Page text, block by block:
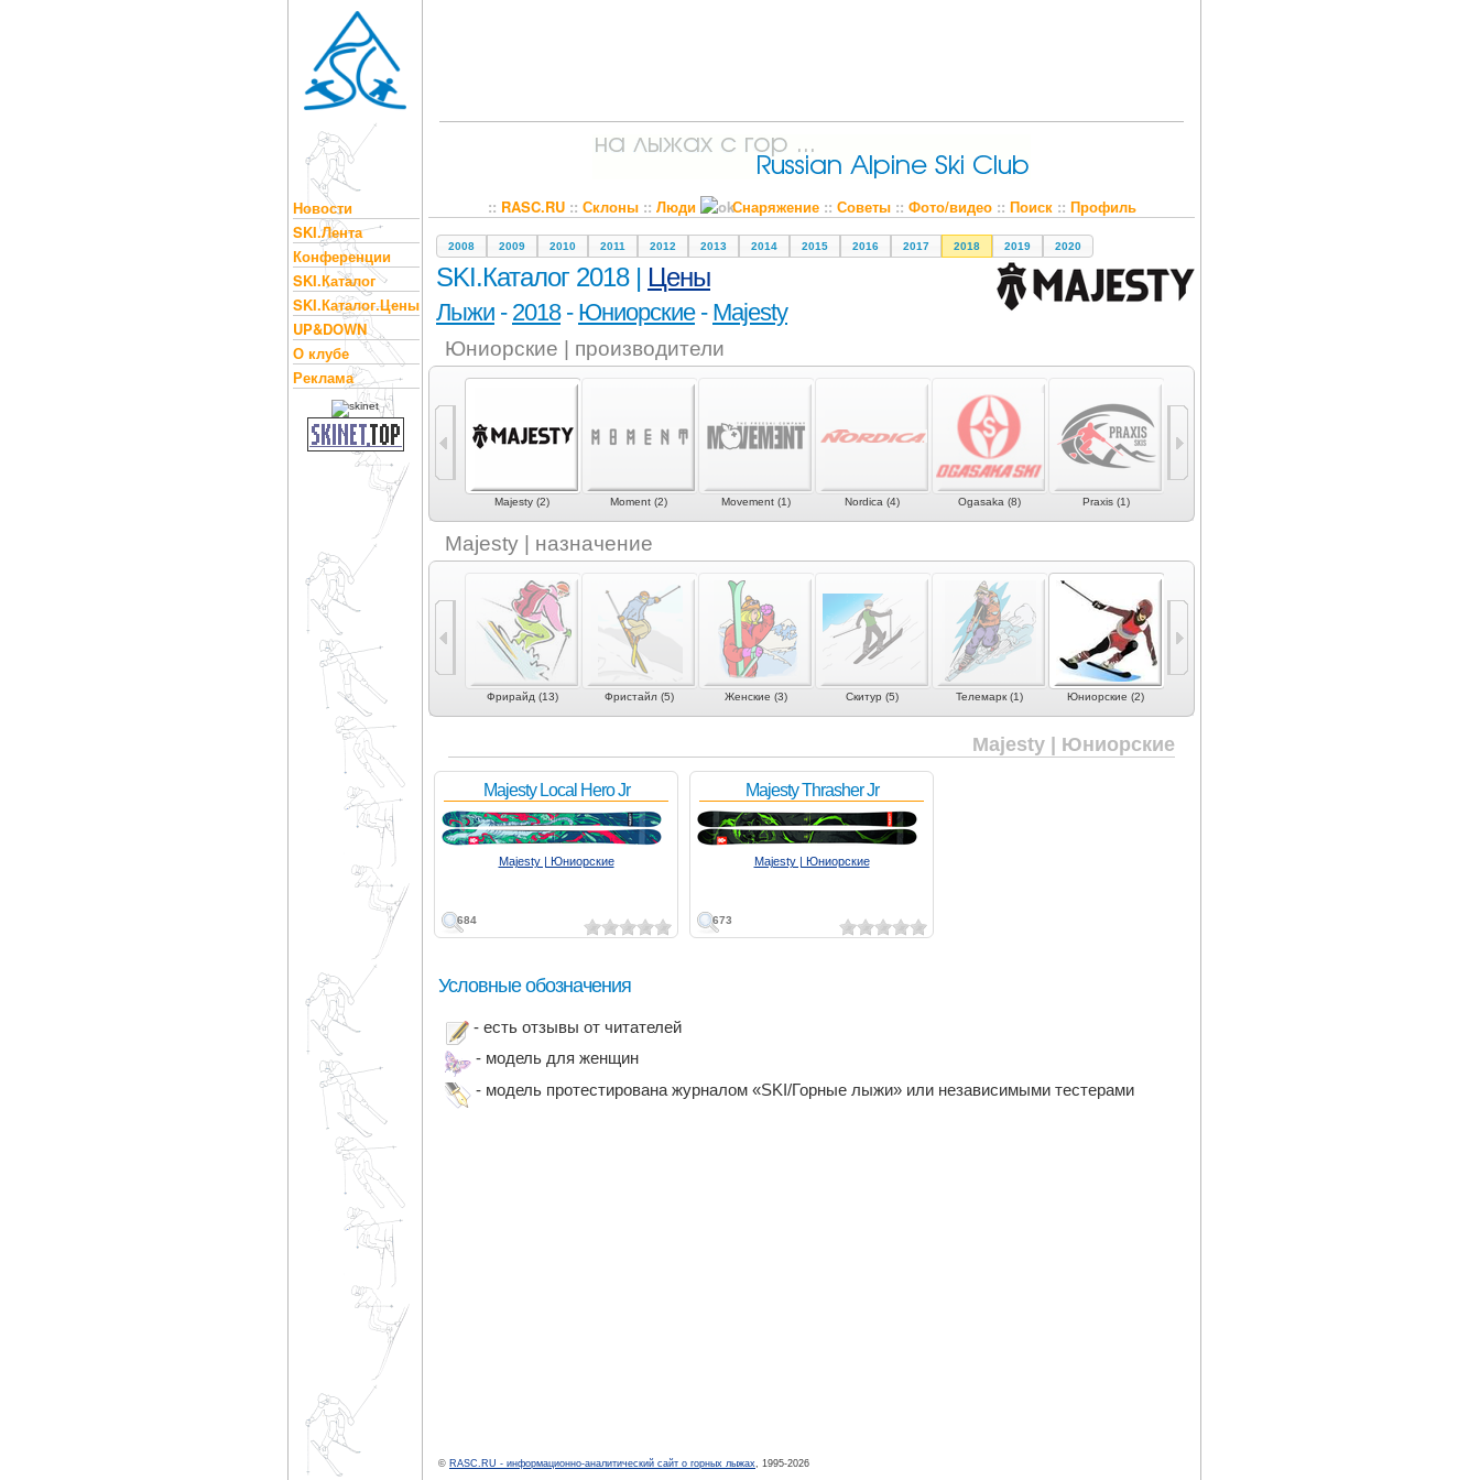
Новости
SKI.Лента
Конференции
SKI.Каталог
SKI.Каталог.Цены
UP&DOWN
О клубе
Реклама
:: RASC.RU:: Склоны:: Люди Снаряжение:: Советы:: Фото/видео:: Поиск:: Профиль
2008 2009 2010 2011 2012 2013 2014 2015 2016 2017 2018 2019 2020
SKI.Каталог 2018 | Цены
Лыжи - 2018- Юниорские- Majesty
Юниорские | производители
Lusti (6) Majesty (2) Moment (2) Movement (1) Nordica (4) Ogasaka (8) Praxis (1)
Majesty | назначение
Универсальные (2) Фрирайд (13) Фристайл (5) Женские (3) Скитур (5) Телемарк (1) Юниорские (2)
Majesty | Юниорские
684
Majesty Local Hero Jr
Majesty | Юниорские
673
Majesty Thrasher Jr
Majesty | Юниорские
Условные обозначения
- есть отзывы от читателей
- модель для женщин
- модель протестирована журналом «SKI/Горные лыжи» или независимыми тестерами
© RASC.RU - информационно-аналитический сайт о горных лыжах, 1995-2026